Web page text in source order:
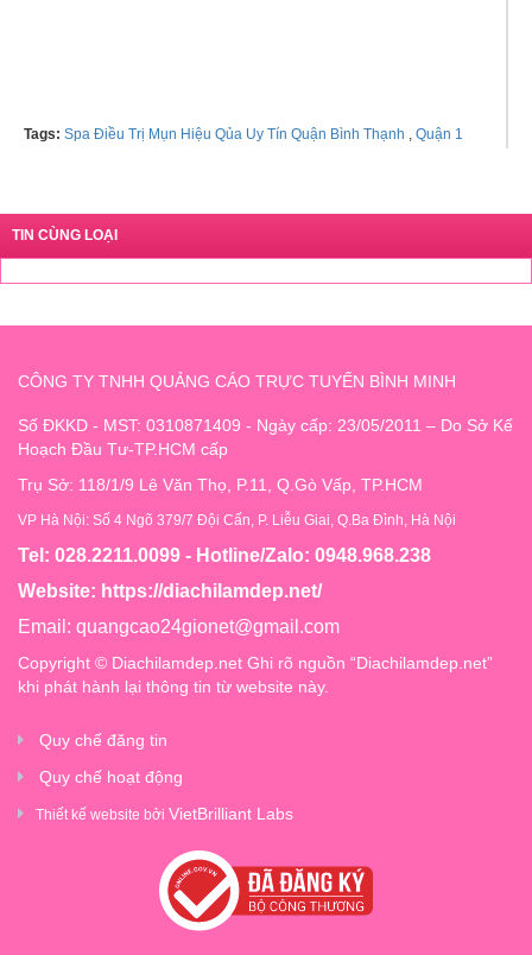
Tags: Spa Điều Trị Mụn Hiệu Qủa Uy Tín Quận Bình Thạnh , Quận 1
TIN CÙNG LOẠI
CÔNG TY TNHH QUẢNG CÁO TRỰC TUYẾN BÌNH MINH
Số ĐKKD - MST: 0310871409 - Ngày cấp: 23/05/2011 – Do Sở Kế
Hoạch Đầu Tư-TP.HCM cấp
Trụ Sở: 118/1/9 Lê Văn Thọ, P.11, Q.Gò Vấp, TP.HCM
VP Hà Nội: Số 4 Ngõ 379/7 Đội Cấn, P. Liễu Giai, Q.Ba Đình, Hà Nội
Tel: 028.2211.0099 - Hotline/Zalo: 0948.968.238
Website: https://diachilamdep.net/
Email: quangcao24gionet@gmail.com
Copyright © Diachilamdep.net Ghi rõ nguồn “Diachilamdep.net”
khi phát hành lại thông tin từ website này.
Quy chế đăng tin
Quy chế hoạt động
Thiết kế website bởi VietBrilliant Labs